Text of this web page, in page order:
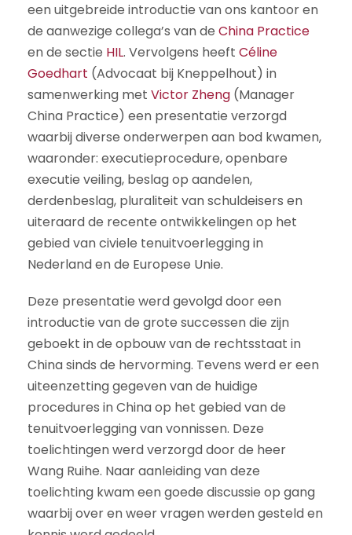
een uitgebreide introductie van ons kantoor en
de aanwezige collega’s van de China Practice
en de sectie HIL. Vervolgens heeft Céline
Goedhart (Advocaat bij Kneppelhout) in
samenwerking met Victor Zheng (Manager
China Practice) een presentatie verzorgd
waarbij diverse onderwerpen aan bod kwamen,
waaronder: executieprocedure, openbare
executie veiling, beslag op aandelen,
derdenbeslag, pluraliteit van schuldeisers en
uiteraard de recente ontwikkelingen op het
gebied van civiele tenuitvoerlegging in
Nederland en de Europese Unie.
Deze presentatie werd gevolgd door een
introductie van de grote successen die zijn
geboekt in de opbouw van de rechtsstaat in
China sinds de hervorming. Tevens werd er een
uiteenzetting gegeven van de huidige
procedures in China op het gebied van de
tenuitvoerlegging van vonnissen. Deze
toelichtingen werd verzorgd door de heer
Wang Ruihe. Naar aanleiding van deze
toelichting kwam een goede discussie op gang
waarbij over en weer vragen werden gesteld en